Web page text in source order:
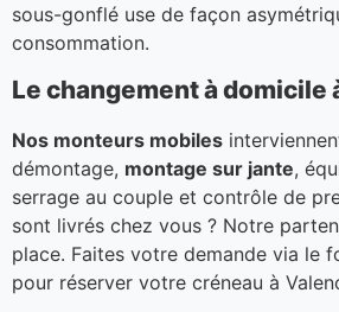
sous-gonflé use de façon
consommation.
Le changement à domicile
Nos monteurs mobiles
démontage, montage sur jante,
serrage au couple et contrôle de
sont livrés chez vous ? Notre
place. Faites votre demande via le
pour réserver votre créneau à